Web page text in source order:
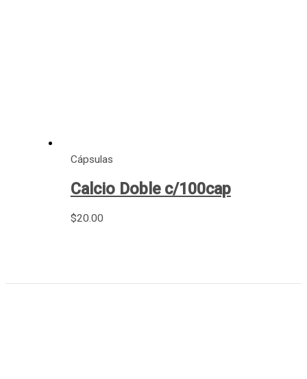
Cápsulas
Calcio Doble c/100cap
$20.00